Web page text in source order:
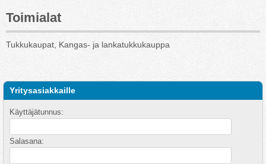
Toimialat
Tukkukaupat, Kangas- ja lankatukkukauppa
Yritysasiakkaille
Käyttäjätunnus:
Salasana: